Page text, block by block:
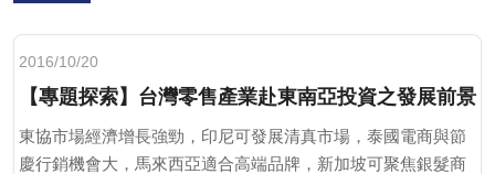
2016/10/20
【專題探索】台灣零售產業赴東南亞投資之發展前景
東協市場經濟增長強勁，印尼可發展清真市場，泰國電商與節
慶行銷機會大，馬來西亞適合高端品牌，新加坡可聚焦銀髮商